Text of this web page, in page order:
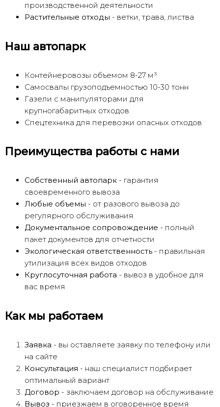
производственной деятельности
Растительные отходы - ветки, трава, листва
Наш автопарк
Контейнеровозы объемом 8-27 м³
Самосвалы грузоподъемностью 10-30 тонн
Газели с манипуляторами для
крупногабаритных отходов
Спецтехника для перевозки опасных отходов
Преимущества работы с нами
Собственный автопарк - гарантия
своевременного вывоза
Любые объемы - от разового вывоза до
регулярного обслуживания
Документальное сопровождение - полный
пакет документов для отчетности
Экологическая ответственность - правильная
утилизация всех видов отходов
Круглосуточная работа - вывоз в удобное для
вас время
Как мы работаем
Заявка - вы оставляете заявку по телефону или
на сайте
Консультация - наш специалист подбирает
оптимальный вариант
Договор - заключаем договор на обслуживание
Вывоз - приезжаем в оговоренное время